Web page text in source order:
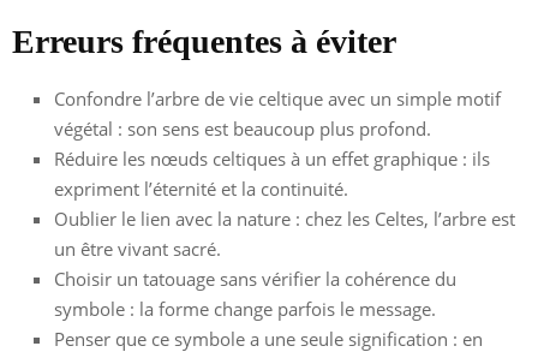
Erreurs fréquentes à éviter
Confondre l’arbre de vie celtique avec un simple motif
végétal : son sens est beaucoup plus profond.
Réduire les nœuds celtiques à un effet graphique : ils
expriment l’éternité et la continuité.
Oublier le lien avec la nature : chez les Celtes, l’arbre est
un être vivant sacré.
Choisir un tatouage sans vérifier la cohérence du
symbole : la forme change parfois le message.
Penser que ce symbole a une seule signification : en